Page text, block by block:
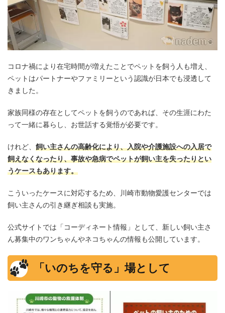
コロナ禍により在宅時間が増えたことでペットを飼う人も増え、
ペットはパートナーやファミリーという認識が日本でも浸透して
きました。
家族同様の存在としてペットを飼うのであれば、その生涯にわた
って一緒に暮らし、お世話する覚悟が必要です。
けれど、 飼い主さんの高齢化により、入院や介護施設への入居で
飼えなくなったり、事故や急病でペットが飼い主を失ったりとい
うケースもあります。
こういったケースに対応するため、川崎市動物愛護センターでは
飼い主さんの引き継ぎ相談も実施。
公式サイトでは「コーディネート情報」として、新しい飼い主さ
ん募集中のワンちゃんやネコちゃんの情報も公開しています。
「いのちを守る」場として